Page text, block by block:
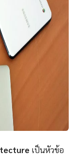
เป็นหัวข้อ